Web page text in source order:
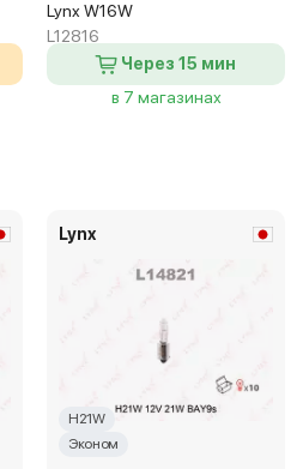
Lynx W16W
L12816
Через 15 мин
в 7 магазинах
Lynx
H21W
Эконом